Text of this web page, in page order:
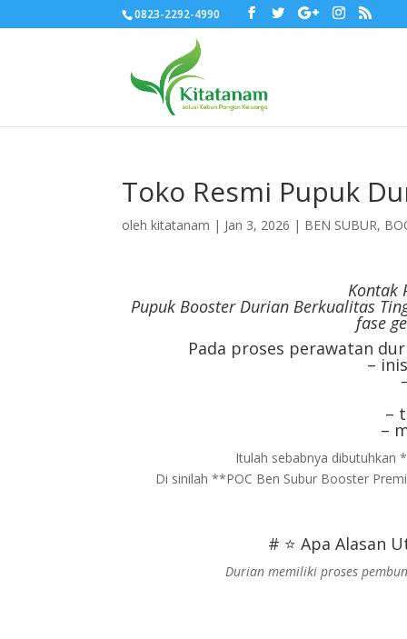
0823-2292-4990
Toko Resmi Pupuk
olehkitatanam | Jan 3, 2026 | BEN SUBUR,
Kontak
Pupuk Booster Durian Berkualitas
fase
Pada proses perawatan
–
–
–
Itulah sebabnya dibutuhkan
Di sinilah **POC Ben Subur Booster
# ⭐ Apa Alasan
Durian memiliki proses